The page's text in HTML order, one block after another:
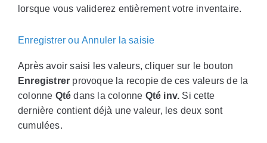
lorsque vous validerez entièrement votre inventaire.
Enregistrer ou Annuler la saisie
Après avoir saisi les valeurs, cliquer sur le bouton
Enregistrer provoque la recopie de ces valeurs de la
colonne Qté dans la colonne Qté inv. Si cette
dernière contient déjà une valeur, les deux sont
cumulées.